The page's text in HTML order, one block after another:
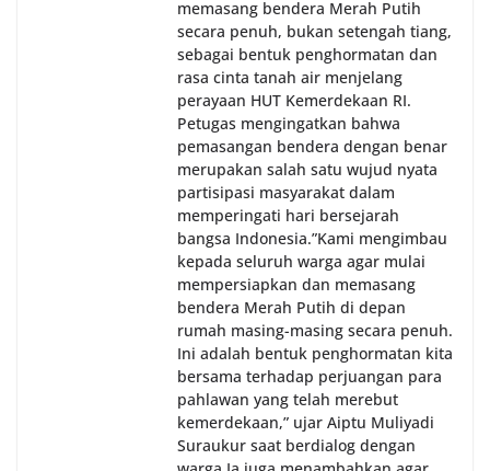
memasang bendera Merah Putih
secara penuh, bukan setengah tiang,
sebagai bentuk penghormatan dan
rasa cinta tanah air menjelang
perayaan HUT Kemerdekaan RI.
Petugas mengingatkan bahwa
pemasangan bendera dengan benar
merupakan salah satu wujud nyata
partisipasi masyarakat dalam
memperingati hari bersejarah
bangsa Indonesia.‎‎”Kami mengimbau
kepada seluruh warga agar mulai
mempersiapkan dan memasang
bendera Merah Putih di depan
rumah masing-masing secara penuh.
Ini adalah bentuk penghormatan kita
bersama terhadap perjuangan para
pahlawan yang telah merebut
kemerdekaan,” ujar Aiptu Muliyadi
Suraukur saat berdialog dengan